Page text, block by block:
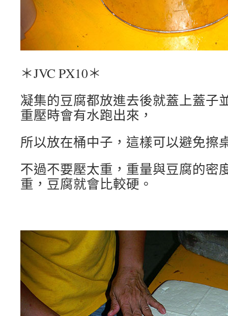
＊JVC PX10＊
凝集的豆腐都放進去後就蓋上蓋子
重壓時會有水跑出來，
所以放在桶中子，這樣可以避免擦
不過不要壓太重，重量與豆腐的密
重，豆腐就會比較硬。